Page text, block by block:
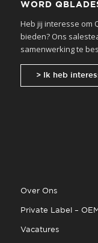
WORD
Heb jij interesse om
bieden? Ons
samenwerking te
> Ik heb
Over Ons
Private Label – OEM
Vacatures